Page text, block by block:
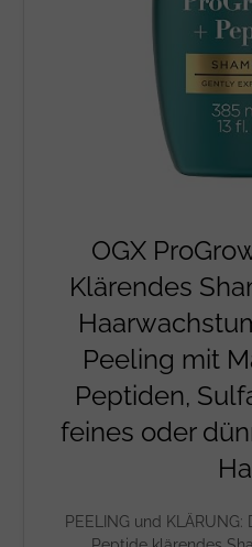
OGX
Klärendes
Peeling mit
Peptiden,
feines oder
PEELING und